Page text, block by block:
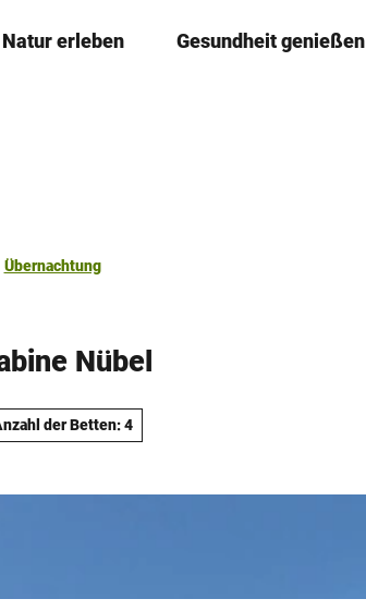
Natur erleben Gesundheit genießen
Übernachtung
Nübel
der Betten: 4